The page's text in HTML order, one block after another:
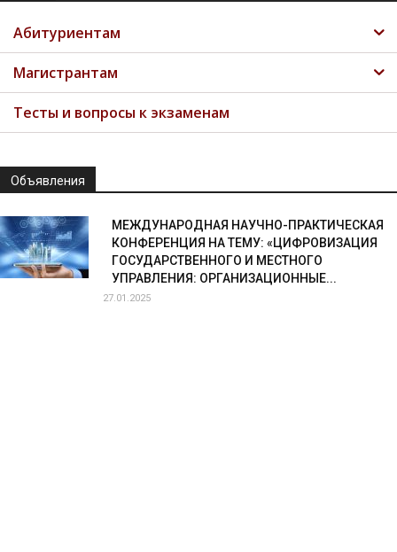
Абитуриентам
Магистрантам
Тесты и вопросы к экзаменам
Объявления
МЕЖДУНАРОДНАЯ НАУЧНО-ПРАКТИЧЕСКАЯ
КОНФЕРЕНЦИЯ НА ТЕМУ: «ЦИФРОВИЗАЦИЯ
ГОСУДАРСТВЕННОГО И МЕСТНОГО
УПРАВЛЕНИЯ: ОРГАНИЗАЦИОННЫЕ...
27.01.2025